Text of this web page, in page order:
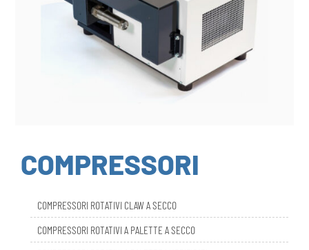
COMPRESSORI
COMPRESSORI ROTATIVI A PALETTE A SECCO
COMPRESSORI ROTATIVI A PALETTE LUBRIFICATI